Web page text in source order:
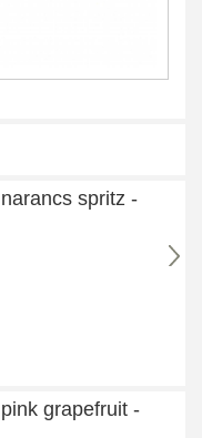
spritz -
grapefruit -